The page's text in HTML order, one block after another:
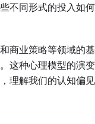
不同形式的投入如
商业策略等领域的
这种心理模型的演
解我们的认知偏